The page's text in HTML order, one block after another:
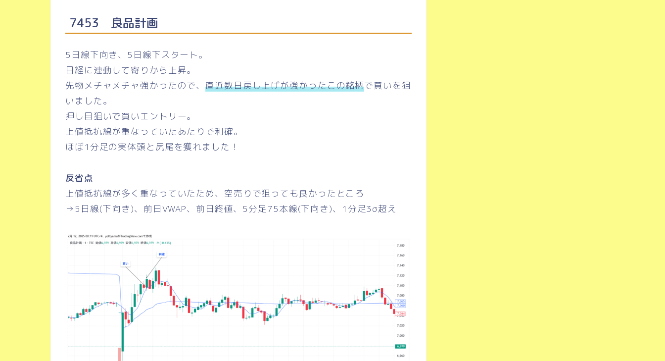
7453 良品計画
5日線下向き、5日線下スタート。
日経に連動して寄りから上昇。
先物メチャメチャ強かったので、直近数日戻し上げが強かったこの銘柄で買いを狙
いました。
押し目狙いで買いエントリー。
上値抵抗線が重なっていたあたりで利確。
ほぼ1分足の実体頭と尻尾を獲れました！
反省点
上値抵抗線が多く重なっていたため、空売りで狙っても良かったところ
→5日線(下向き)、前日VWAP、前日終値、5分足75本線(下向き)、1分足3σ超え